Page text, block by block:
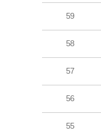
59
58
57
56
55